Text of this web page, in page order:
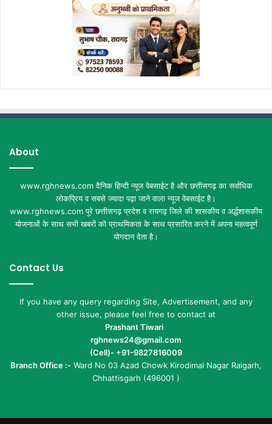
About
www.rghnews.com दैनिक हिन्दी न्यूज वेबसाईट है और छत्तीसगढ़ का सर्वाधिक
लोकप्रिय व सबसे ज्यादा पढ़ा जाने वाला न्यूज वेबसाईट है।
www.rghnews.com पूरे छत्तीसगढ़ प्रदेश व रायगढ़ जिले की शासकीय व अर्द्धशासकीय
योजनाओं के साथ सभी खबरों को प्राथमिकता के साथ प्रसारित करने में अपना महत्वपूर्ण
योगदान देता है।
Contact Us
If you have any query regarding Site, Advertisement, and any
other issue, please feel free to contact at
Prashant Tiwari
rghnews24@gmail.com
(Cell)- +91-9827816009
Branch Office :- Ward No 03 Azad Chowk Kirodimal Nagar Raigarh,
Chhattisgarh (496001 )